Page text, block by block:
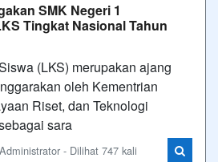
SMK Negeri 1
Tingkat Nasional Tahun
(LKS) merupakan ajang
oleh Kementrian
Riset, dan Teknologi
sara
- Dilihat 747 kali